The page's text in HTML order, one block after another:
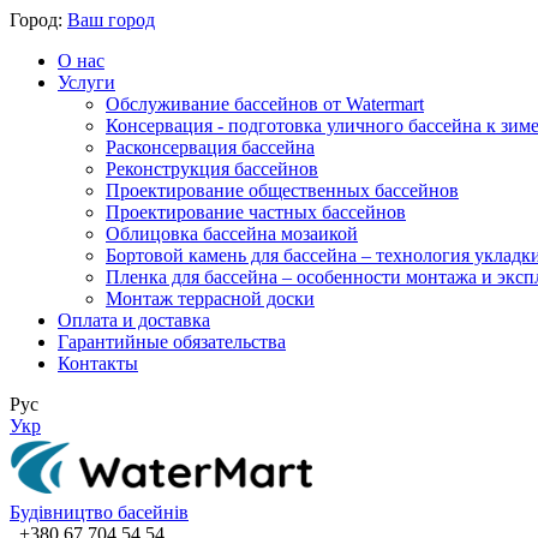
Город: Ваш город
О нас
Услуги
Обслуживание бассейнов от Watermart
Консервация - подготовка уличного бассейна к зиме
Расконсервация бассейна
Реконструкция бассейнов
Проектирование общественных бассейнов
Проектирование частных бассейнов
​Облицовка бассейна мозаикой
Бортовой камень для бассейна – технология
Пленка для бассейна – особенности монтажа и
Монтаж террасной доски
Оплата и доставка
Гарантийные обязательства
Контакты
Рус
Укр
Будівництво басейнів
+380 67 704 54 54